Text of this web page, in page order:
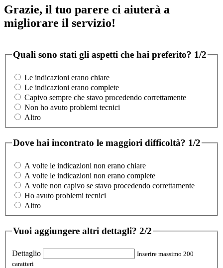
Grazie, il tuo parere ci aiuterà a
migliorare il servizio!
Quali sono stati gli aspetti che hai preferito? 1/2
Le indicazioni erano chiare
Le indicazioni erano complete
Capivo sempre che stavo procedendo correttamente
Non ho avuto problemi tecnici
Altro
Dove hai incontrato le maggiori difficoltà? 1/2
A volte le indicazioni non erano chiare
A volte le indicazioni non erano complete
A volte non capivo se stavo procedendo correttamente
Ho avuto problemi tecnici
Altro
Vuoi aggiungere altri dettagli? 2/2
Dettaglio
Inserire massimo 200
caratteri